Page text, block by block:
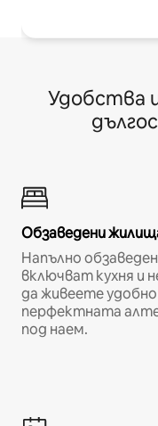
Удобства
Обзаведени
Напълно
включват кухня и
да живеете удобно
перфектната
под наем.